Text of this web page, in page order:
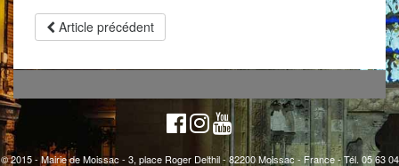
Article précédent
© 2015 - Mairie de Moissac - 3, place Roger Delthil - 82200 Moissac - France - Tél. 05 63 04